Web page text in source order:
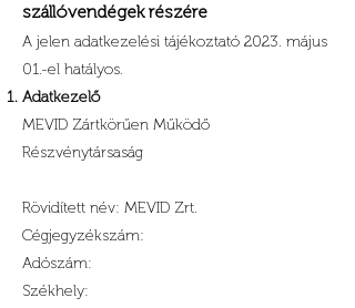
szállóvendégek részére
A jelen adatkezelési tájékoztató 2023. május
01.-el hatályos.
Adatkezelő
MEVID Zártkörűen Működő
Részvénytársaság
Rövidített név: MEVID Zrt.
Cégjegyzékszám:
Adószám:
Székhely: